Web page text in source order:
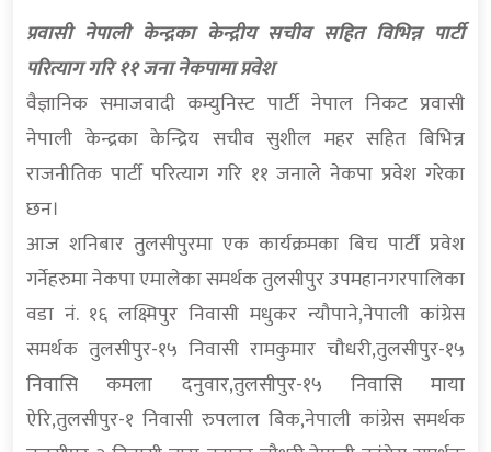
प्रवासी नेपाली केन्द्रका केन्द्रीय सचीव सहित विभिन्न पार्टी
परित्याग गरि ११ जना नेकपामा प्रवेश
वैज्ञानिक समाजवादी कम्युनिस्ट पार्टी नेपाल निकट प्रवासी
नेपाली केन्द्रका केन्द्रिय सचीव सुशील महर सहित बिभिन्न
राजनीतिक पार्टी परित्याग गरि ११ जनाले नेकपा प्रवेश गरेका
छन।
आज शनिबार तुलसीपुरमा एक कार्यक्रमका बिच पार्टी प्रवेश
गर्नेहरुमा नेकपा एमालेका समर्थक तुलसीपुर उपमहानगरपालिका
वडा नं. १६ लक्ष्मिपुर निवासी मधुकर न्यौपाने,नेपाली कांग्रेस
समर्थक तुलसीपुर-१५ निवासी रामकुमार चौधरी,तुलसीपुर-१५
निवासि कमला दनुवार,तुलसीपुर-१५ निवासि माया
ऐरि,तुलसीपुर-१ निवासी रुपलाल बिक,नेपाली कांग्रेस समर्थक